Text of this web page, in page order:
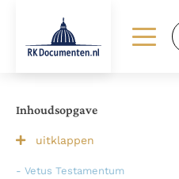
Lezen
Bijbel
Inhoudsopgave
uitklappen
- Vetus Testamentum